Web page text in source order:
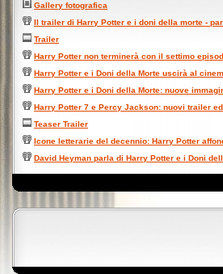
Gallery fotografica
Il trailer di Harry Potter e i doni della morte -
Trailer
Harry Potter non terminerà con il settimo
Harry Potter e i Doni della Morte uscirà al
Harry Potter e i Doni della Morte: nuove
Harry Potter 7 e Percy Jackson: nuovi trailer
Teaser Trailer
Icone letterarie del decennio: Harry Potter
David Heyman parla di Harry Potter e i Doni